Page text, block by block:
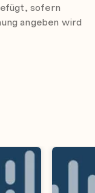
sofern
angeben wird